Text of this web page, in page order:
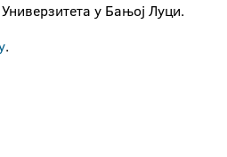
у Бањој Луци.
.